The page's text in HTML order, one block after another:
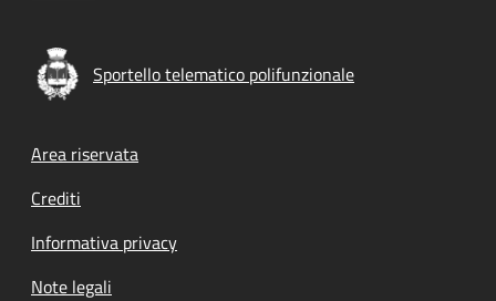
Sportello telematico polifunzionale
Footer menu
Area riservata
Crediti
Informativa privacy
Note legali